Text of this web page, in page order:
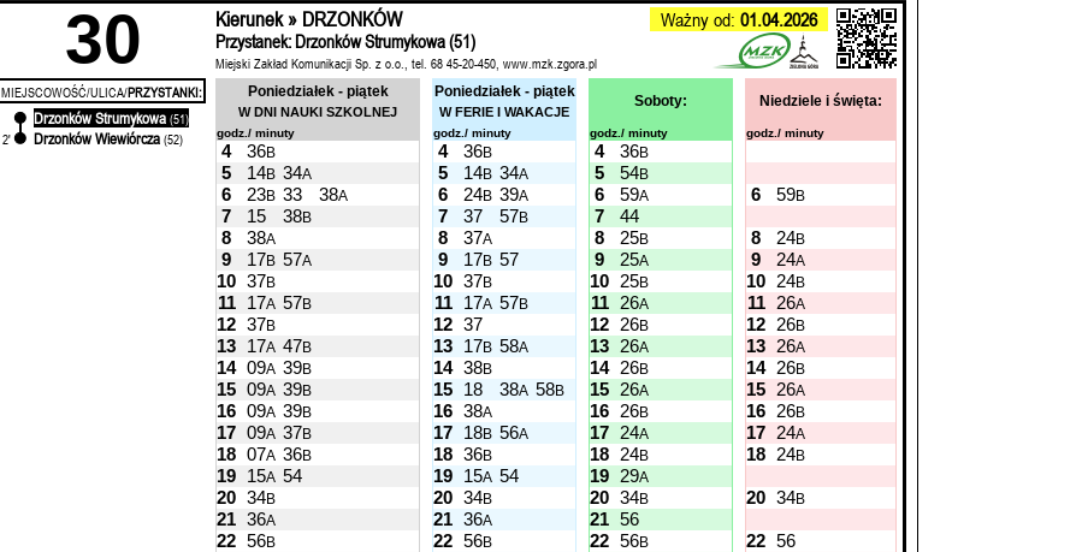
30 Kierunek » DRZONKÓW Ważny od: 01.04.2026
Przystanek: Drzonków Strumykowa (51)
Miejski Zakład Komunikacji Sp. z o.o., tel. 68 45-20-450, www.mzk.zgora.pl
MIEJSCOWOŚĆ/ULICA/PRZYSTANKI:
Drzonków Strumykowa (51)
2'
Drzonków Wiewiórcza (52)
Poniedziałek - piątek
W DNI NAUKI SZKOLNEJ
Poniedziałek - piątek
W FERIE I WAKACJE
Soboty: Niedziele i święta:
godz./ minuty godz./ minuty godz./ minuty godz./ minuty
4 36B 4 36B 4 36B
5 14B 34A 5 14B 34A 5 54B
6 23B 33 38A 6 24B 39A 6 59A 6 59B
7 15 38B 7 37 57B 7
44
8
38A 8 37A 8 25B 8 24B
9 17B 57A 9 17B 57 9 25A 9 24A
10 37B 10 37B 10 25B 10 24B
11 17A 57B 11 17A 57B 11 26A 11 26A
12 37B 12 37 12 26B 12 26B
13 17A 47B 13 17B 58A 13 26A 13 26A
14 09A 39B 14 38B 14 26B 14 26B
15 09A 39B 15 18 38A 58B 15 26A 15 26A
16 09A 39B 16 38A 16 26B 16 26B
17 09A 37B 17 18B 56A 17 24A 17 24A
18 07A 36B 18 36B 18 24B 18 24B
19 15A 54 19 15A 54 19 29A
20 34B 20 34B 20 34B 20 34B
21 36A 21 36A 21 56
22 56B 22 56B 22 56B 22 56